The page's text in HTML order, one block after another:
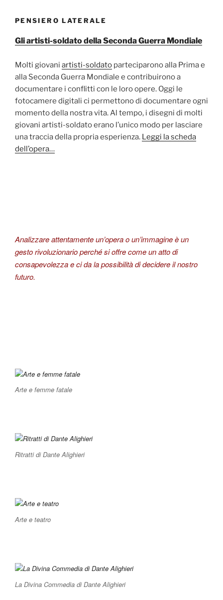
PENSIERO LATERALE
Gli artisti-soldato della Seconda Guerra Mondiale
Molti giovani artisti-soldato parteciparono alla Prima e
alla Seconda Guerra Mondiale e contribuirono a
documentare i conflitti con le loro opere. Oggi le
fotocamere digitali ci permettono di documentare ogni
momento della nostra vita. Al tempo, i disegni di molti
giovani artisti-soldato erano l’unico modo per lasciare
una traccia della propria esperienza. Leggi la scheda
dell’opera…
Analizzare attentamente un’opera o un’immagine è un
gesto rivoluzionario perché si offre come un atto di
consapevolezza e ci da la possibilità di decidere il nostro
futuro.
Arte e femme fatale
Ritratti di Dante Alighieri
Arte e teatro
La Divina Commedia di Dante Alighieri